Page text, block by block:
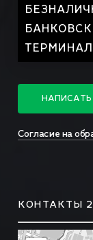
НА П ИСАТ Ь
Согласие на
КОНТАКТЫ